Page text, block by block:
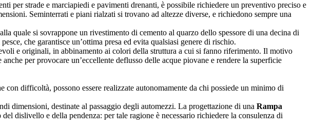
per strade e marciapiedi e pavimenti drenanti, è possibile richiedere un preventivo preciso e
Seminterrati e piani rialzati si trovano ad altezze diverse, e richiedono sempre una
quale si sovrappone un rivestimento di cemento al quarzo dello spessore di una decina di
che garantisce un’ottima presa ed evita qualsiasi genere di rischio.
e originali, in abbinamento ai colori della struttura a cui si fanno riferimento. Il motivo
per provocare un’eccellente deflusso delle acque piovane e rendere la superficie
difficoltà, possono essere realizzate autonomamente da chi possiede un minimo di
dimensioni, destinate al passaggio degli automezzi. La progettazione di una Rampa
dislivello e della pendenza: per tale ragione è necessario richiedere la consulenza di